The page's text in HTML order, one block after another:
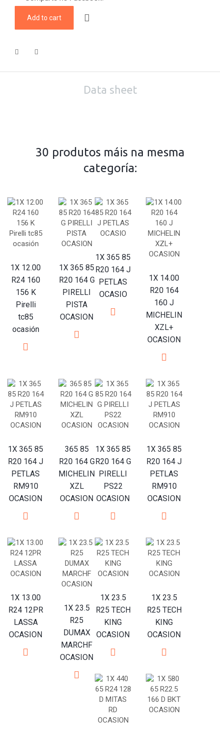
Add to cart
Data sheet
30 produtos máis na mesma
categoría:
1X 12.00
R24 160
156 K
Pirelli
tc85
ocasión
1X 365 85
R20 164 G
PIRELLI
PISTA
OCASION
1X 365 85
R20 164 J
PETLAS
OCASIO
1X 14.00
R20 164
160 J
MICHELIN
XZL+
OCASION
1X 365 85
R20 164 J
PETLAS
RM910
OCASION
365 85
R20 164 G
MICHELIN
XZL
OCASION
1X 365 85
R20 164 G
PIRELLI
PS22
OCASION
1X 365 85
R20 164 J
PETLAS
RM910
OCASION
1X 13.00
R24 12PR
LASSA
OCASION
1X 23.5
R25
DUMAX
MARCHF
OCASION
1X 23.5
R25 TECH
KING
OCASION
1X 23.5
R25 TECH
KING
OCASION